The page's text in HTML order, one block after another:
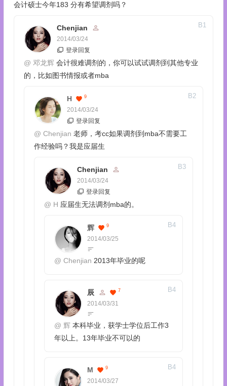
会计硕士今年183 分有希望调剂吗？
Chenjian
2014/03/24
B1
登录回复
@ 邓龙辉 会计很难调剂的，你可以试试调剂到其他专业
的，比如图书情报或者mba
H 9
2014/03/24
B2
登录回复
@ Chenjian 老师，考cc如果调剂到mba不需要工
作经验吗？我是应届生
Chenjian
2014/03/24
B3
登录回复
@ H 应届生无法调剂mba的。
辉 9
2014/03/25
B4
@ Chenjian 2013年毕业的呢
辰 7
2014/03/31
B4
@ 辉 本科毕业，获学士学位后工作3
年以上。13年毕业不可以的
M 9
2014/03/27
B4